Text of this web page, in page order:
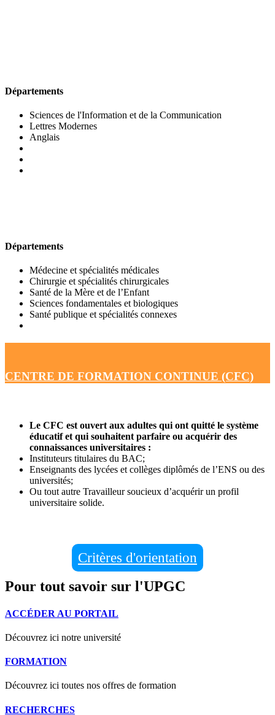
Départements
Sciences de l'Information et de la Communication
Lettres Modernes
Anglais
Départements
Médecine et spécialités médicales
Chirurgie et spécialités chirurgicales
Santé de la Mère et de l’Enfant
Sciences fondamentales et biologiques
Santé publique et spécialités connexes
CENTRE DE FORMATION CONTINUE (CFC)
Le CFC est ouvert aux adultes qui ont quitté le système
éducatif et qui souhaitent parfaire ou acquérir des
connaissances universitaires :
Instituteurs titulaires du BAC;
Enseignants des lycées et collèges diplômés de l’ENS ou des
universités;
Ou tout autre Travailleur soucieux d’acquérir un profil
universitaire solide.
Critères d'orientation
Pour tout savoir sur l'UPGC
ACCÉDER AU PORTAIL
Découvrez ici notre université
FORMATION
Découvrez ici toutes nos offres de formation
RECHERCHES